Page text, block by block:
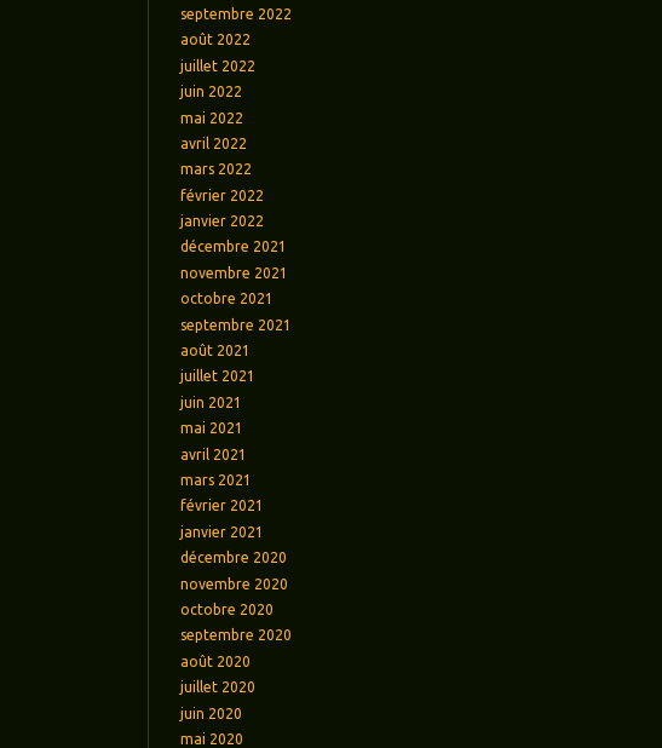
septembre 2022
août 2022
juillet 2022
juin 2022
mai 2022
avril 2022
mars 2022
février 2022
janvier 2022
décembre 2021
novembre 2021
octobre 2021
septembre 2021
août 2021
juillet 2021
juin 2021
mai 2021
avril 2021
mars 2021
février 2021
janvier 2021
décembre 2020
novembre 2020
octobre 2020
septembre 2020
août 2020
juillet 2020
juin 2020
mai 2020